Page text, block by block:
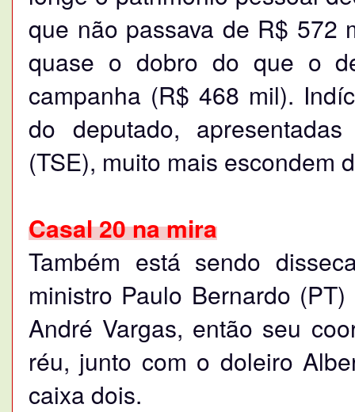
que não passava de R$ 572
quase o dobro do que o
campanha (R$ 468 mil).
do deputado,
(TSE), muito mais escondem
Casal 20 na mira
Também está sendo
ministro Paulo Bernardo
André Vargas, então seu
réu, junto com o doleiro
caixa dois.